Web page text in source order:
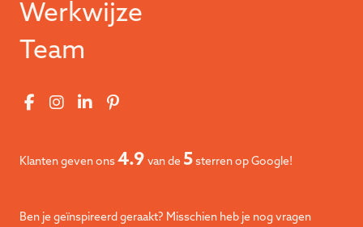
Werkwijze
Team
Klanten geven ons 4.9 van de 5 sterren op Google!
Ben je geïnspireerd geraakt? Misschien heb je nog vragen